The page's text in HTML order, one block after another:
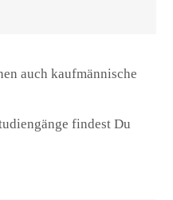
auch kaufmännische
findest Du